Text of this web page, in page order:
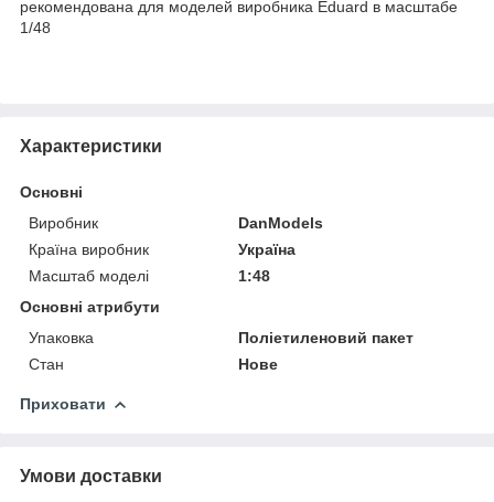
рекомендована для моделей виробника Eduard в масштабе
1/48
Характеристики
Основні
Виробник
DanModels
Країна виробник
Україна
Масштаб моделі
1:48
Основні атрибути
Упаковка
Поліетиленовий пакет
Стан
Нове
Приховати
Умови доставки